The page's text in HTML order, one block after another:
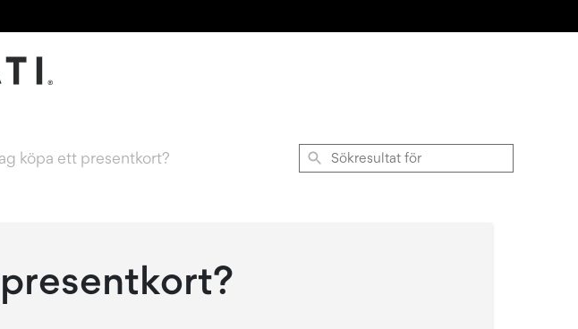
köpa ett presentkort?
Sökresultat